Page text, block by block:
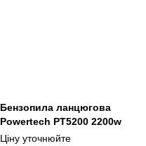
Бензопила ланцюгова
Powertech PT5200 2200w
Ціну уточнюйте